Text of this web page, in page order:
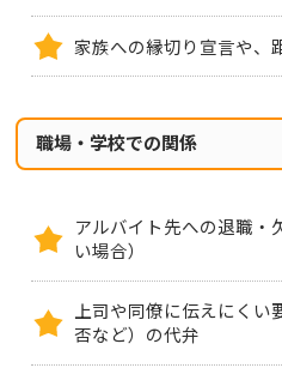
家族への縁切り宣言や、
職場・学校での関係
アルバイト先への退職・
い場合）
上司や同僚に伝えにくい
否など）の代弁